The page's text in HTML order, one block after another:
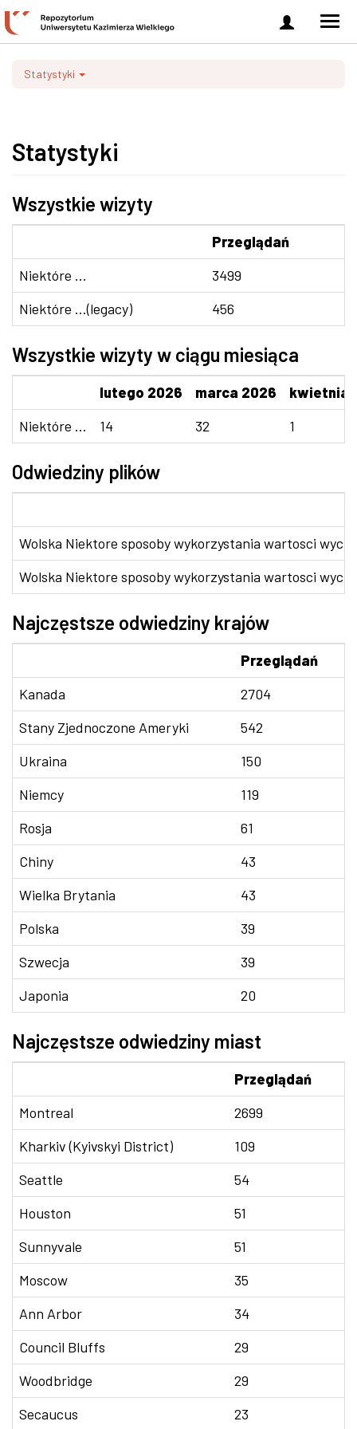
Zaloguj
się
Statystyki
Statystyki
Wszystkie wizyty
Przeglądań
Niektóre ...
3499
Niektóre ...(legacy)
456
Wszystkie wizyty w ciągu miesiąca
lutego 2026 marca 2026
kwietnia
Niektóre ...
14 32 1
Odwiedziny plików
Wolska Niektore sposoby wykorzystania wartosci
Wolska Niektore sposoby wykorzystania wartosci
Najczęstsze odwiedziny krajów
Przeglądań
Kanada
2704
Stany Zjednoczone Ameryki
542
Ukraina
150
Niemcy
119
Rosja
61
Chiny
43
Wielka Brytania
43
Polska
39
Szwecja
39
Japonia
20
Najczęstsze odwiedziny miast
Przeglądań
Montreal
2699
Kharkiv (Kyivskyi District)
109
Seattle
54
Houston
51
Sunnyvale
51
Moscow
35
Ann Arbor
34
Council Bluffs
29
Woodbridge
29
Secaucus
23